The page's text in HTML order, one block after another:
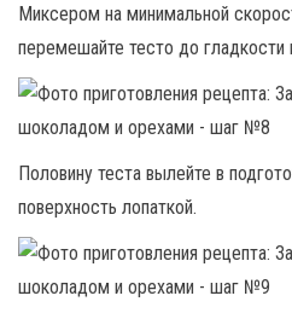
Миксером на минимальной
перемешайте тесто до гладкости
Половину теста вылейте в
поверхность лопаткой.